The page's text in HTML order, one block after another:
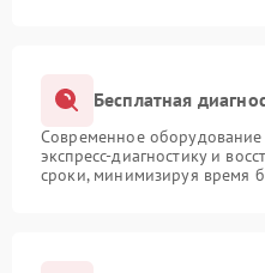
Бесплатная
Современное
экспресс-диагностику и
сроки, минимизируя время